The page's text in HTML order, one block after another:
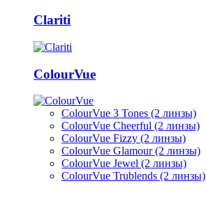
Clariti
ColourVue
ColourVue 3 Tones (2 линзы)
ColourVue Cheerful (2 линзы)
ColourVue Fizzy (2 линзы)
ColourVue Glamour (2 линзы)
ColourVue Jewel (2 линзы)
ColourVue Trublends (2 линзы)